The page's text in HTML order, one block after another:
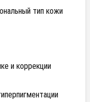
тип кожи
и коррекции